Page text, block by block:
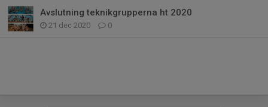
Avslutning teknikgrupperna ht 2020
21 dec 2020 0